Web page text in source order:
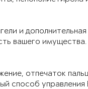
и
вашего имущества.
отпечаток
способ